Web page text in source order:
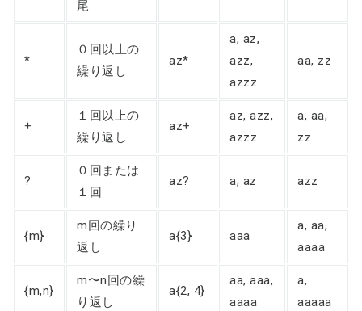
尾
*
０回以上の
繰り返し
az*
a, az,
azz,
azzz
aa, zz
+
１回以上の
繰り返し
az+
az, azz,
azzz
a, aa,
zz
?
０回または
１回
az? a, az azz
{m}
m回の繰り
返し
a{3} aaa
a, aa,
aaaa
{m,n}
m〜n回の繰
り返し
a{2, 4}
aa, aaa,
aaaa
a,
aaaaa